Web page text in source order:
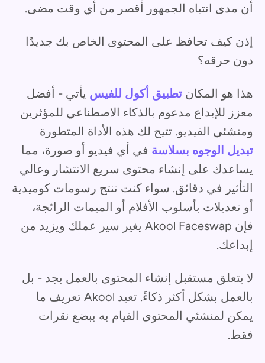
أن مدى انتباه الجمهور أقصر من أي وقت مضى.
إذن كيف تحافظ على المحتوى الخاص بك جديدًا
دون حرقه؟
هذا هو المكان تطبيق أكول للفيس يأتي - أفضل
معزز للإبداع مدعوم بالذكاء الاصطناعي للمؤثرين
ومنشئي الفيديو. تتيح لك هذه الأداة المتطورة
تبديل الوجوه بسلاسة في أي فيديو أو صورة، مما
يساعدك على إنشاء محتوى سريع الانتشار وعالي
التأثير في دقائق. سواء كنت تنتج رسومات كوميدية
أو تعديلات بأسلوب الأفلام أو الميمات الرائجة،
فإن Akool Faceswap يغير سير عملك ويزيد من
إبداعك.
لا يتعلق مستقبل إنشاء المحتوى بالعمل بجد - بل
بالعمل بشكل أكثر ذكاءً. تعيد Akool تعريف ما
يمكن لمنشئي المحتوى القيام به ببضع نقرات
فقط.